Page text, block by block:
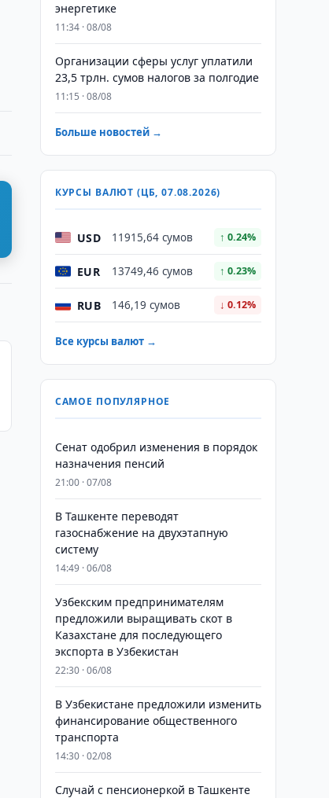
энергетике
11:34 · 08/08
Организации сферы услуг уплатили
23,5 трлн. сумов налогов за полгодие
11:15 · 08/08
Больше новостей →
КУРСЫ ВАЛЮТ (ЦБ, 07.08.2026)
USD 11915,64 сумов ↑ 0.24%
EUR 13749,46 сумов ↑ 0.23%
RUB 146,19 сумов ↓ 0.12%
Все курсы валют →
САМОЕ ПОПУЛЯРНОЕ
Сенат одобрил изменения в порядок
назначения пенсий
21:00 · 07/08
В Ташкенте переводят
газоснабжение на двухэтапную
систему
14:49 · 06/08
Узбекским предпринимателям
предложили выращивать скот в
Казахстане для последующего
экспорта в Узбекистан
22:30 · 06/08
В Узбекистане предложили изменить
финансирование общественного
транспорта
14:30 · 02/08
Случай с пенсионеркой в Ташкенте